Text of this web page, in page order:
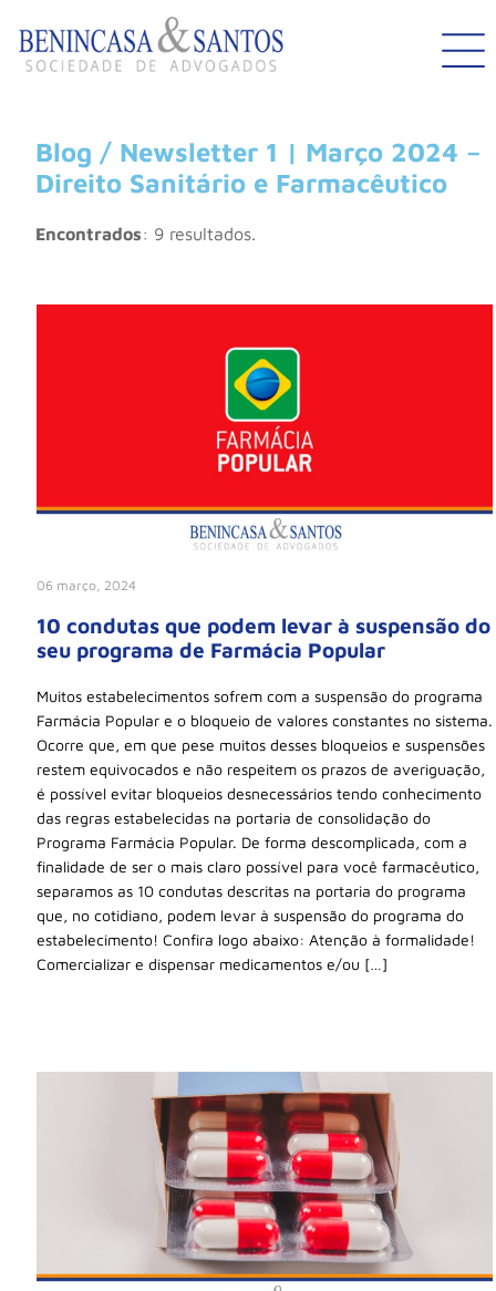
Blog / Newsletter 1 | Março 2024 –
Direito Sanitário e Farmacêutico
Encontrados: 9 resultados.
06 março, 2024
10 condutas que podem levar à suspensão do
seu programa de Farmácia Popular
Muitos estabelecimentos sofrem com a suspensão do programa
Farmácia Popular e o bloqueio de valores constantes no sistema.
Ocorre que, em que pese muitos desses bloqueios e suspensões
restem equivocados e não respeitem os prazos de averiguação,
é possível evitar bloqueios desnecessários tendo conhecimento
das regras estabelecidas na portaria de consolidação do
Programa Farmácia Popular. De forma descomplicada, com a
finalidade de ser o mais claro possível para você farmacêutico,
separamos as 10 condutas descritas na portaria do programa
que, no cotidiano, podem levar à suspensão do programa do
estabelecimento! Confira logo abaixo: Atenção à formalidade!
Comercializar e dispensar medicamentos e/ou […]